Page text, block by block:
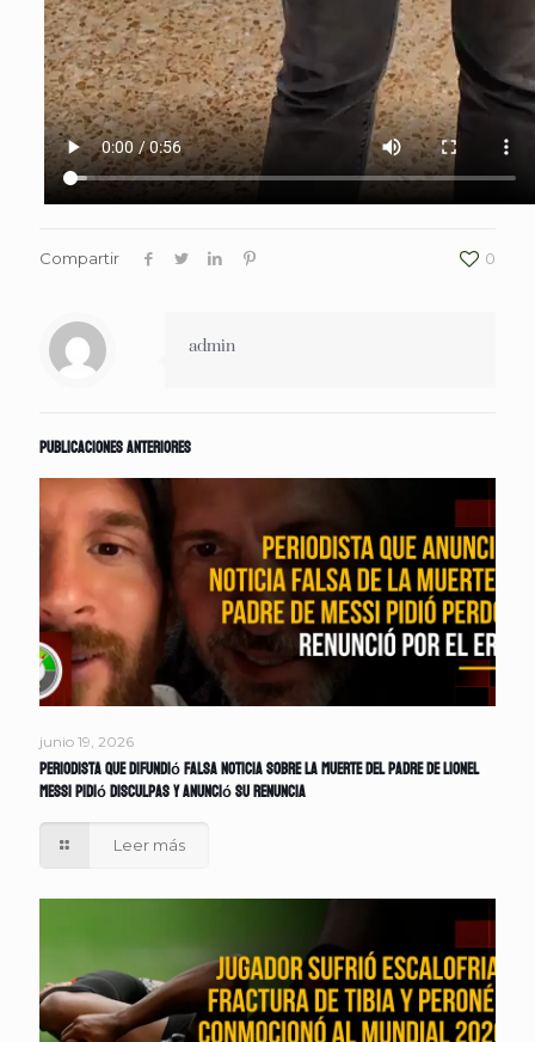
Compartir 0
admin
Publicaciones anteriores
junio 19, 2026
Periodista que difundió falsa noticia sobre la muerte del padre de Lionel
Messi pidió disculpas y anunció su renuncia
Leer más